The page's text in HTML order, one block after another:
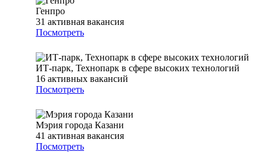
Генпро
31 активная вакансия
Посмотреть
ИТ-парк, Технопарк в сфере высоких технологий
16 активных вакансий
Посмотреть
Мэрия города Казани
41 активная вакансия
Посмотреть